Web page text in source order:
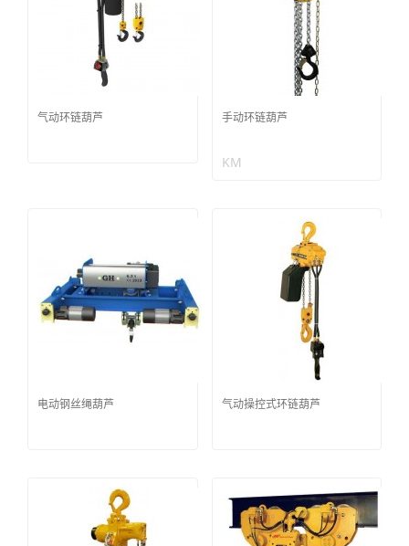
气动环链葫芦 手动环链葫芦
KM
电动钢丝绳葫芦 气动操控式环链葫芦